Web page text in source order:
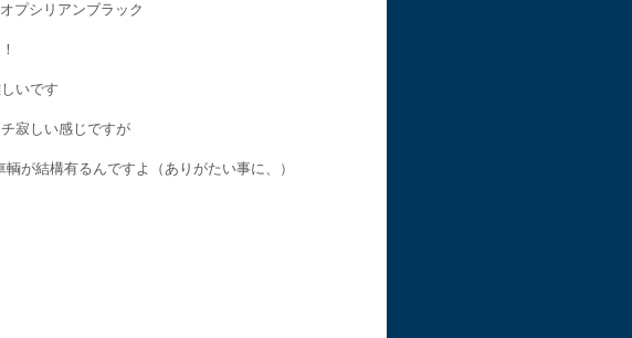
プシリアンブラック
いです
寂しい感じですが
が結構有るんですよ（ありがたい事に、）